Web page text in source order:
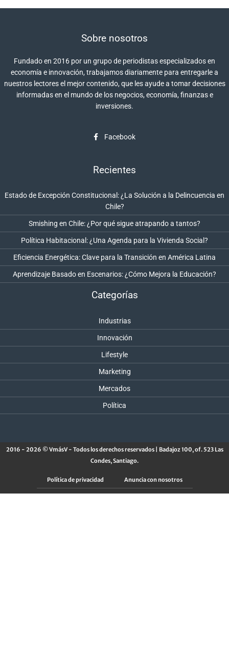
Sobre nosotros
Fundado en 2016 por un grupo de periodistas especializados en
economía e innovación, trabajamos diariamente para entregarle a
nuestros lectores el mejor contenido, que les ayude a tomar decisiones
informadas en el mundo de los negocios, economía, finanzas e
inversiones.
Facebook
Recientes
Estado de Excepción Constitucional: ¿La Solución a la Delincuencia en
Chile?
Smishing en Chile: ¿Por qué sigue atrapando a tantos?
Política Habitacional: ¿Una Agenda para la Vivienda Social?
Eficiencia Energética: Clave para la Transición en América Latina
Aprendizaje Basado en Escenarios: ¿Cómo Mejora la Educación?
Categorías
Industrias
Innovación
Lifestyle
Marketing
Mercados
Política
2016 - 2026 © VmásV - Todos los derechos reservados | Badajoz 100, of. 523 Las
Condes, Santiago.
Política de privacidad Anuncia con nosotros